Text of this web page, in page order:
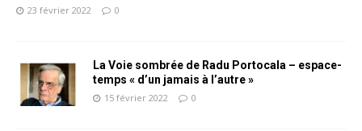
23 février 2022 0
La Voie sombrée de Radu Portocala – espace-
temps « d’un jamais à l’autre »
15 février 2022 0